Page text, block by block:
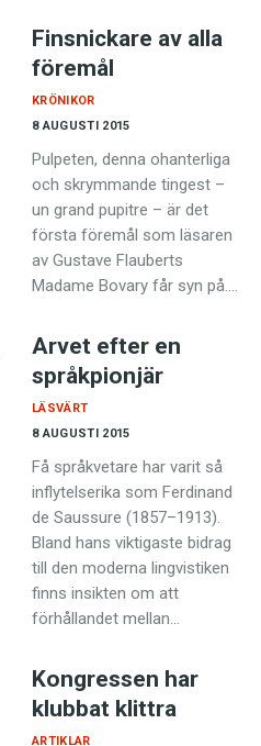
Finsnickare av alla
föremål
8 AUGUSTI 2015
KRÖNIKOR
Pulpeten, denna ohanterliga
och skrymmande tingest –
un grand pupitre – är det
första föremål som läsaren
av Gustave Flauberts
Madame Bovary får syn på.…
Arvet efter en
språkpionjär
8 AUGUSTI 2015
LÄSVÄRT
Få språkvetare har varit så
inflytelserika som Ferdinand
de Saussure (1857–1913).
Bland hans viktigaste bidrag
till den moderna lingvistiken
finns insikten om att
förhållandet mellan…
Kongressen har
klubbat klittra
ARTIKLAR